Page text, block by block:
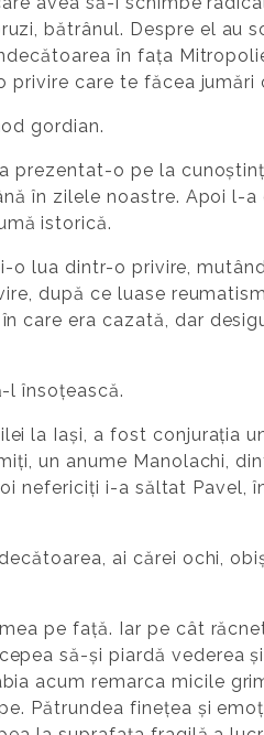
bătrânul. Despre el au
în fața
privire care te făcea
gordian.
prezentat-o pe la
în zilele noastre. Apoi l-
istorică.
o lua dintr-o privire,
după ce luase
care era cazată, dar
l însoțească.
la Iași, a fost conjurația
un anume Manolachi,
nefericiți i-a săltat Pavel,
ai cărei ochi,
pe față. Iar pe cât
să-și piardă vederea
acum remarca micile
Pătrundea finețea și